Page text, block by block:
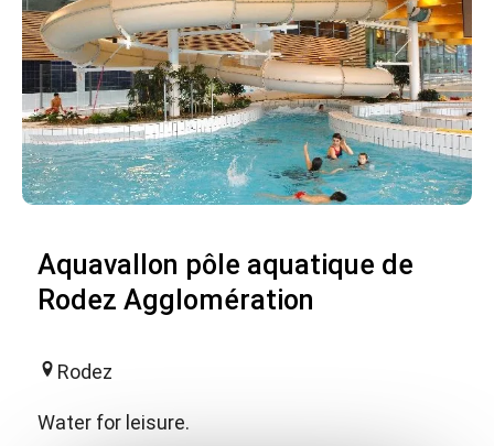
Aquavallon pôle aquatique de
Rodez Agglomération
Rodez
Water for leisure.